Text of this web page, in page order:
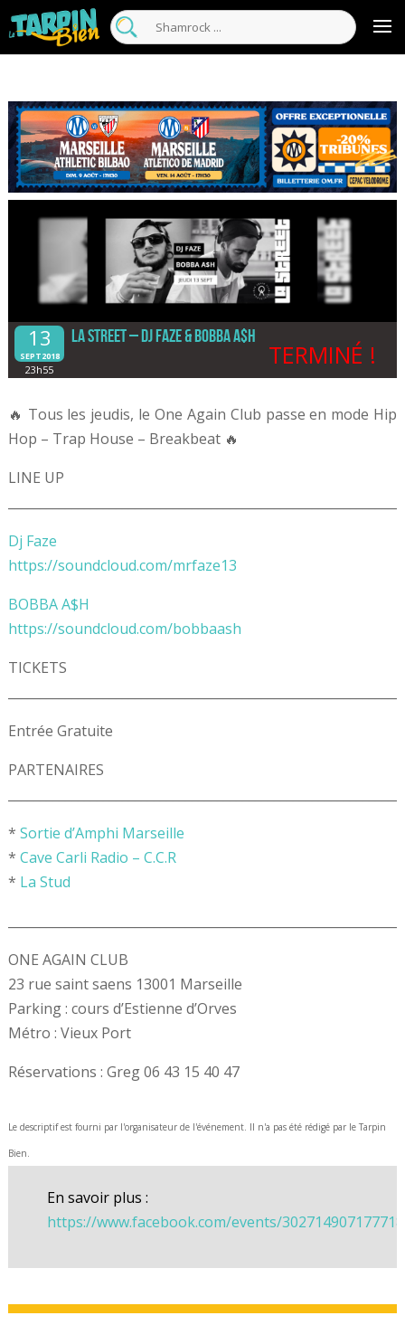
13
SEPT2018
23h55
La street – DJ FAZE & Bobba A$h
TERMINÉ !
🔥 Tous les jeudis, le One Again Club passe en mode Hip
Hop – Trap House – Breakbeat 🔥
LINE UP
Dj Faze
https://soundcloud.com/mrfaze13
BOBBA A$H
https://soundcloud.com/bobbaash
TICKETS
Entrée Gratuite
PARTENAIRES
* Sortie d’Amphi Marseille
* Cave Carli Radio – C.C.R
* La Stud
ONE AGAIN CLUB
23 rue saint saens 13001 Marseille
Parking : cours d’Estienne d’Orves
Métro : Vieux Port
Réservations : Greg 06 43 15 40 47
Le descriptif est fourni par l'organisateur de l'événement. Il n'a pas été rédigé par le Tarpin
Bien.
En savoir plus :
https://www.facebook.com/events/